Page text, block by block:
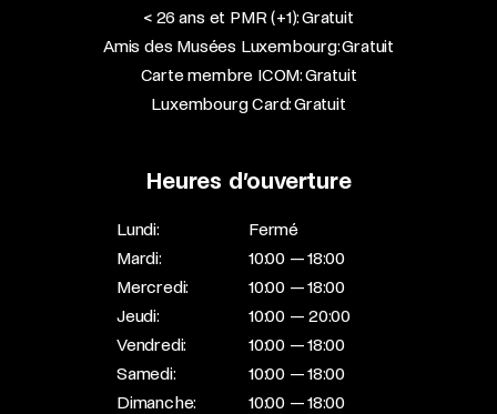
< 26 ans et PMR (+1): Gratuit
Amis des Musées Luxembourg: Gratuit
Carte membre ICOM: Gratuit
Luxembourg Card: Gratuit
Heures d’ouverture
Lundi:
Fermé
Mardi:
10:00 — 18:00
Mercredi:
10:00 — 18:00
Jeudi:
10:00 — 20:00
Vendredi:
10:00 — 18:00
Samedi:
10:00 — 18:00
Dimanche:
10:00 — 18:00